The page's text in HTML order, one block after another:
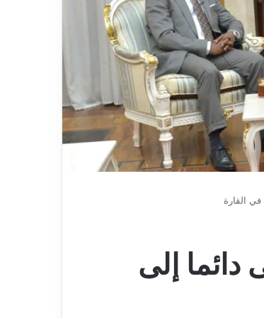
القارة
دائما إلى
يعلن
اعتزاله
عن
عمر
36
عاما
2026-08-07
بطل إفريقيا مع “الخضر” مهدي
طاهرات يعلن اعتزاله عن عمر 36 عاما